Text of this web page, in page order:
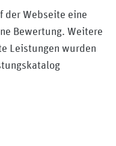
der Webseite eine
Bewertung. Weitere
Leistungen wurden